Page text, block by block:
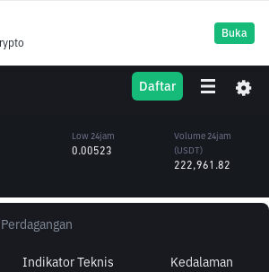
Buka
Daftar
Low 24jam
0.00523
Volume 24jam
(BIGTIME)
Volume 24jam
(USDT)
222,961.82
Perdagangan
Indikator Teknis Kedalaman